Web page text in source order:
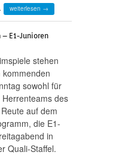
weiterlesen →
E1-Junioren
stehen
kommenden
sowohl für
Herrenteams des
auf dem
die E1-
in
Quali-Staffel.